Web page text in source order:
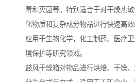
毒和灭菌等。特别适合于对干燥热
化物质和复杂成分物品进行快速高
应用于生物化学，化工制药、医疗
境保护等研究领域。
鼓风干燥箱对物品进行烘焙、干燥